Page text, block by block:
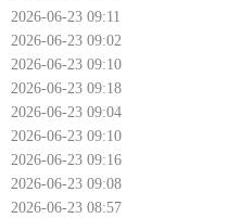
2026-06-23 09:11
2026-06-23 09:02
2026-06-23 09:10
2026-06-23 09:18
2026-06-23 09:04
2026-06-23 09:10
2026-06-23 09:16
2026-06-23 09:08
2026-06-23 08:57